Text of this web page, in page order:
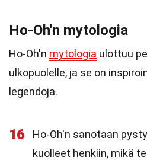
Ho-Oh'n mytologia
Ho-Oh'n mytologia ulottuu
ulkopuolelle, ja se on
legendoja.
16
Ho-Oh'n sanotaan
kuolleet henkiin, mikä